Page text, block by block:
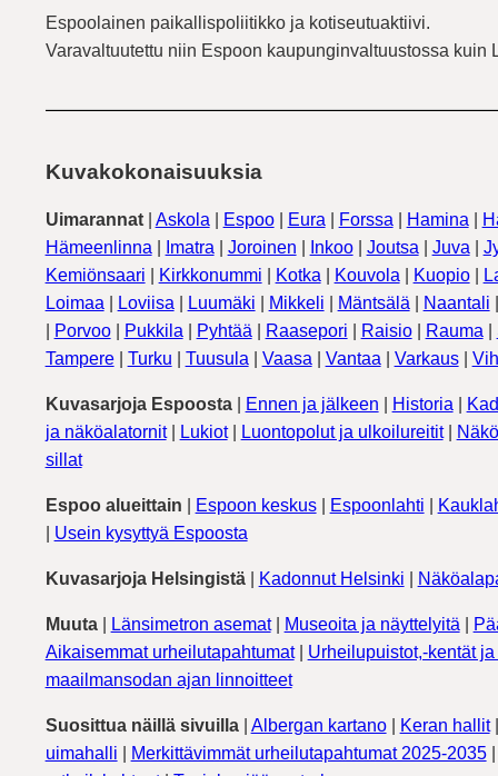
Espoolainen paikallispoliitikko ja kotiseutuaktiivi.
Varavaltuutettu niin Espoon kaupunginvaltuustossa
Kuvakokonaisuuksia
Uimarannat| Askola Espoo| Eura Forssa Hamina
Hämeenlinna
Imatra Joroinen Inkoo| Joutsa Juva
Kemiönsaari
Kirkkonummi Kotka Kouvola Kuopio|
Loimaa
Loviisa Luumäki Mikkeli Mäntsälä Naantali
Porvoo| Pukkila Pyhtää Raasepori Raisio| Rauma
Tampere| Turku Tuusula Vaasa Vantaa Varkaus|
Kuvasarjoja Espoosta| Ennen ja jälkeen Historia
ja näköalatornit| Lukiot| Luontopolut ja ulkoilureitit|
sillat
Espoo alueittain Espoon keskus| Espoonlahti
Usein kysyttyä Espoosta
Kuvasarjoja Helsingistä| Kadonnut Helsinki
Muuta| Länsimetron asemat| Museoita ja näyttelyitä
Aikaisemmat urheilutapahtumat| Urheilupuistot,-kentät
maailmansodan ajan linnoitteet
Suosittua näillä sivuilla| Albergan kartano| Keran hallit
uimahalli
Merkittävimmät urheilutapahtumat 2025-2035